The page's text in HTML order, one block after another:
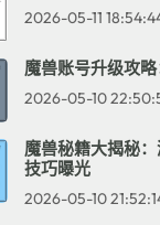
2026-05-11
魔兽账号升级攻
2026-05-10
魔兽秘籍大揭秘
技巧曝光
2026-05-10